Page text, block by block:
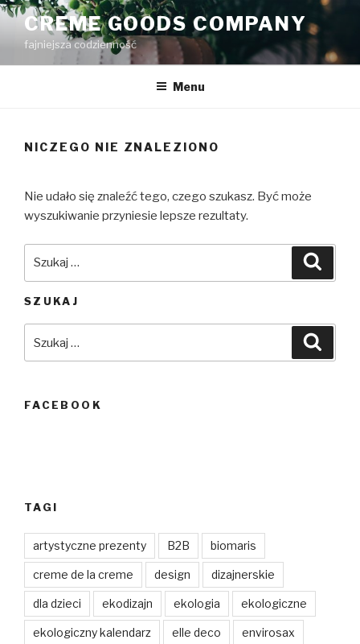
Przejdź
treści
CREME GOODS COMPANY
fajniejsza codzienność
Menu
NICZEGO NIE ZNALEZIONO
Nie udało się znaleźć tego, czego szukasz. Być może
wyszukiwanie przyniesie lepsze rezultaty.
SZUKAJ
FACEBOOK
TAGI
artystyczne prezenty B2B biomaris
creme de la creme design dizajnerskie
dla dzieci ekodizajn ekologia ekologiczne
ekologiczny kalendarz elle deco envirosax